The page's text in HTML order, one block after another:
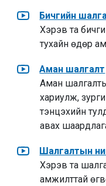
Бичгийн
Хэрэв та
тухайн өдөр
Аман шалгалт
Аман
хариулж,
тэнцэхийн
авах
Шалгалтын
Хэрэв та
амжилттай